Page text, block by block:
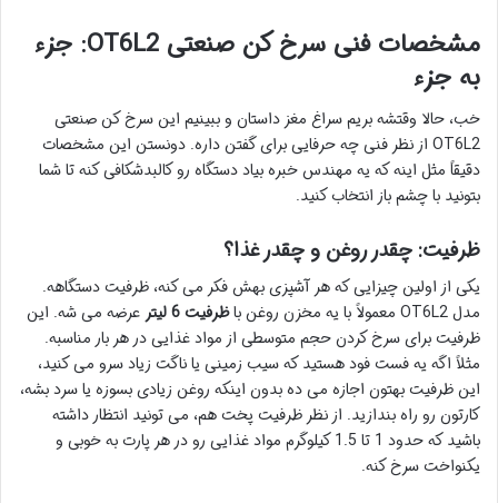
مشخصات فنی سرخ کن صنعتی OT6L2: جزء
به جزء
خب، حالا وقتشه بریم سراغ مغز داستان و ببینیم این سرخ کن صنعتی
OT6L2 از نظر فنی چه حرفایی برای گفتن داره. دونستن این مشخصات
دقیقاً مثل اینه که یه مهندس خبره بیاد دستگاه رو کالبدشکافی کنه تا شما
بتونید با چشم باز انتخاب کنید.
ظرفیت: چقدر روغن و چقدر غذا؟
یکی از اولین چیزایی که هر آشپزی بهش فکر می کنه، ظرفیت دستگاهه.
مدل OT6L2 معمولاً با یه مخزن روغن با
ظرفیت 6 لیتر
عرضه می شه. این
ظرفیت برای سرخ کردن حجم متوسطی از مواد غذایی در هر بار مناسبه.
مثلاً اگه یه فست فود هستید که سیب زمینی یا ناگت زیاد سرو می کنید،
این ظرفیت بهتون اجازه می ده بدون اینکه روغن زیادی بسوزه یا سرد بشه،
کارتون رو راه بندازید. از نظر ظرفیت پخت هم، می تونید انتظار داشته
باشید که حدود 1 تا 1.5 کیلوگرم مواد غذایی رو در هر پارت به خوبی و
یکنواخت سرخ کنه.